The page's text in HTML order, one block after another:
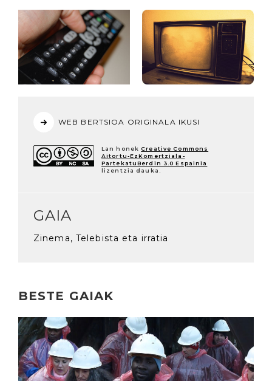
WEB BERTSIOA ORIGINALA IKUSI
Lan honek Creative Commons
Aitortu-EzKomertziala-
PartekatuBerdin 3.0 Espainia
lizentzia dauka.
GAIA
Zinema, Telebista eta irratia
BESTE GAIAK
Irakurri